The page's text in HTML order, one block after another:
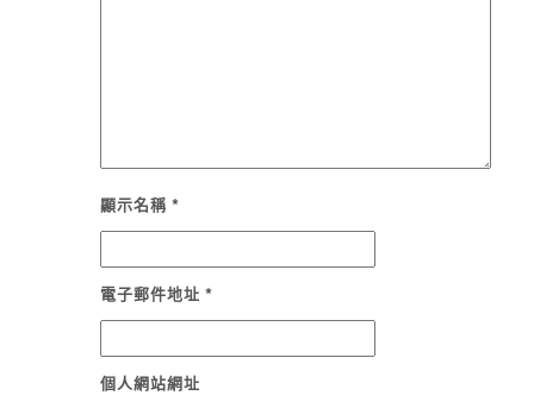
顯示名稱 *
電子郵件地址 *
個人網站網址